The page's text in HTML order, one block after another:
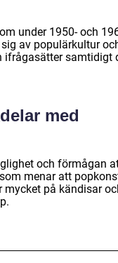
under 1950- och
av populärkultur
ifrågasätter samtidigt
med
och förmågan
menar att
på kändisar